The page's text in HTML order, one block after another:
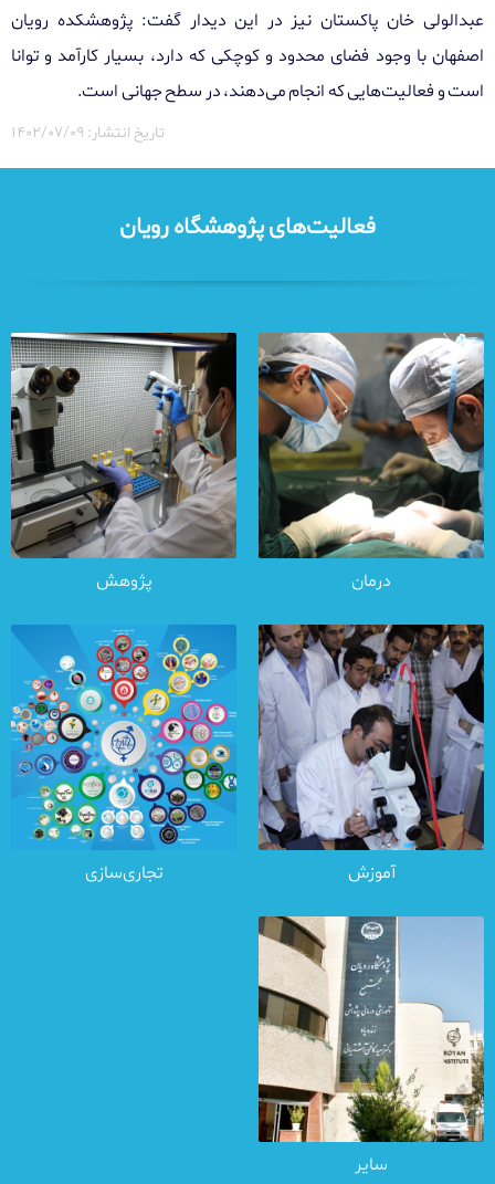
عبدالولی خان پاکستان نیز در این دیدار گفت: پژوهشکده رویان
اصفهان با وجود فضای محدود و کوچکی که دارد، بسیار کارآمد و توانا
است و فعالیت‌هایی که انجام می‌دهند، در سطح جهانی است.
تاریخ انتشار: ۱۴۰۲/۰۷/۰۹
فعالیت‌های پژوهشگاه رویان
درمان پژوهش
آموزش تجاری‌سازی
سایر